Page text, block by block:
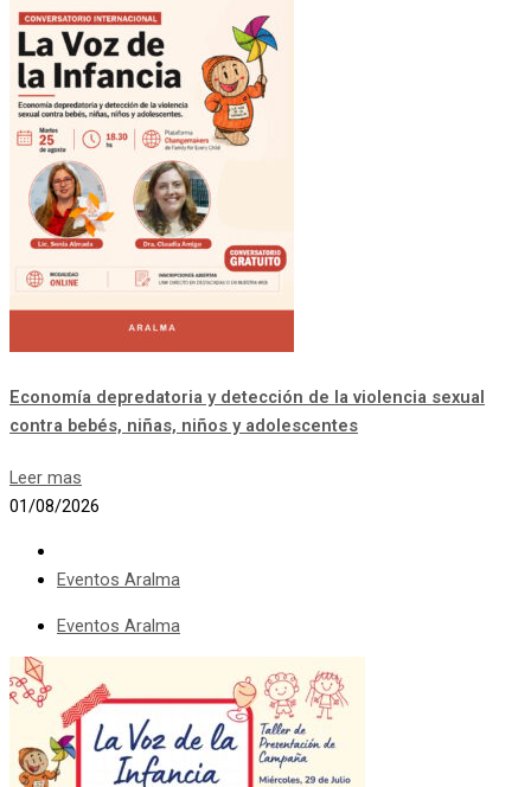
Economía depredatoria y detección de la violencia sexual
contra bebés, niñas, niños y adolescentes
Leer mas
01/08/2026
Eventos Aralma
Eventos Aralma